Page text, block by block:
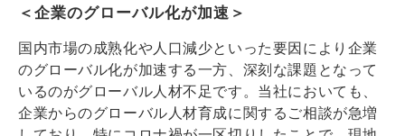
＜企業のグローバル化が加速＞
国内市場の成熟化や人口減少といった要因により企業
のグローバル化が加速する一方、深刻な課題となって
いるのがグローバル人材不足です。当社においても、
企業からのグローバル人材育成に関するご相談が急増